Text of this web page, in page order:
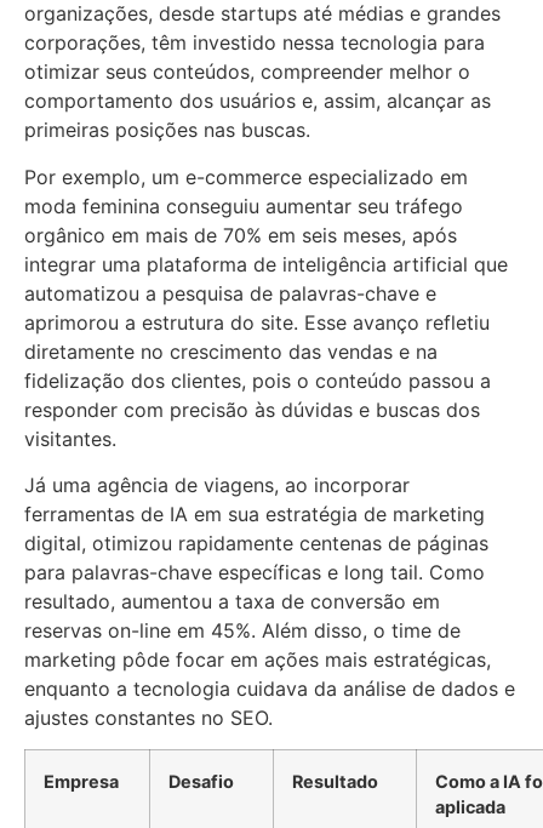
organizações, desde startups até médias e grandes
corporações, têm investido nessa tecnologia para
otimizar seus conteúdos, compreender melhor o
comportamento dos usuários e, assim, alcançar as
primeiras posições nas buscas.
Por exemplo, um e-commerce especializado em
moda feminina conseguiu aumentar seu tráfego
orgânico em mais de 70% em seis meses, após
integrar uma plataforma de inteligência artificial que
automatizou a pesquisa de palavras-chave e
aprimorou a estrutura do site. Esse avanço refletiu
diretamente no crescimento das vendas e na
fidelização dos clientes, pois o conteúdo passou a
responder com precisão às dúvidas e buscas dos
visitantes.
Já uma agência de viagens, ao incorporar
ferramentas de IA em sua estratégia de marketing
digital, otimizou rapidamente centenas de páginas
para palavras-chave específicas e long tail. Como
resultado, aumentou a taxa de conversão em
reservas on-line em 45%. Além disso, o time de
marketing pôde focar em ações mais estratégicas,
enquanto a tecnologia cuidava da análise de dados e
ajustes constantes no SEO.
Empresa Desafio Resultado
Como a IA
aplicada